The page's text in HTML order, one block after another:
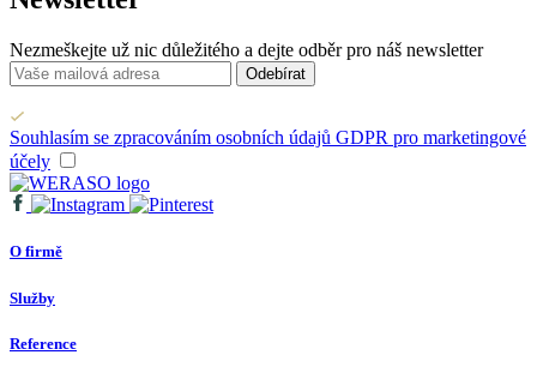
Nezmeškejte už nic důležitého a dejte odběr pro náš newsletter
Odebírat
Souhlasím se zpracováním osobních údajů GDPR pro marketingové
účely
O firmě
Služby
Reference